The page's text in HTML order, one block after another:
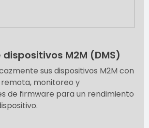
M2M (DMS)
sus dispositivos M2M con
monitoreo y
de firmware para un rendimiento